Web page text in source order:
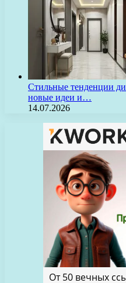
Стильные тенденции
новые идеи и…
14.07.2026